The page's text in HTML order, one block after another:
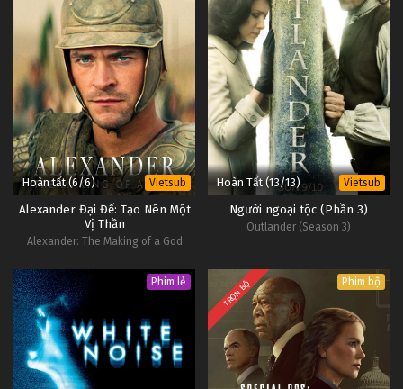
Hoàn tất (6/6) Vietsub
Alexander Đại Đế: Tạo Nên Một
Vị Thần
Alexander: The Making of a God
Hoàn Tất (13/13) Vietsub
Người ngoại tộc (Phần 3)
Outlander (Season 3)
Phim lẻ TRỌN BỘ Phim bộ